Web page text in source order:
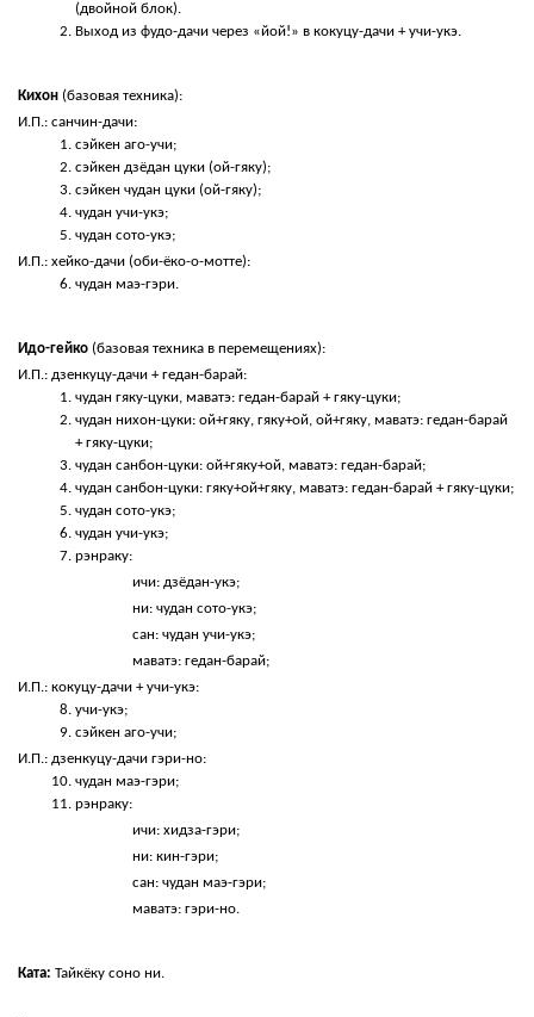
(двойной блок).
Выход из фудо-дачи через «йой!» в кокуцу-дачи + учи-укэ.
Кихон (базовая техника):
И.П.: санчин-дачи:
сэйкен аго-учи;
сэйкен дзёдан цуки (ой-гяку);
сэйкен чудан цуки (ой-гяку);
чудан учи-укэ;
чудан сото-укэ;
И.П.: хейко-дачи (оби-ёко-о-мотте):
чудан маэ-гэри.
Идо-гейко (базовая техника в перемещениях):
И.П.: дзенкуцу-дачи + гедан-барай:
чудан гяку-цуки, маватэ: гедан-барай + гяку-цуки;
чудан нихон-цуки: ой+гяку, гяку+ой, ой+гяку, маватэ: гедан-барай
+ гяку-цуки;
чудан санбон-цуки: ой+гяку+ой, маватэ: гедан-барай;
чудан санбон-цуки: гяку+ой+гяку, маватэ: гедан-барай + гяку-цуки;
чудан сото-укэ;
чудан учи-укэ;
рэнраку:
ичи: дзёдан-укэ;
ни: чудан сото-укэ;
сан: чудан учи-укэ;
маватэ: гедан-барай;
И.П.: кокуцу-дачи + учи-укэ:
учи-укэ;
сэйкен аго-учи;
И.П.: дзенкуцу-дачи гэри-но:
чудан маэ-гэри;
рэнраку:
ичи: хидза-гэри;
ни: кин-гэри;
сан: чудан маэ-гэри;
маватэ: гэри-но.
Ката: Тайкёку соно ни.